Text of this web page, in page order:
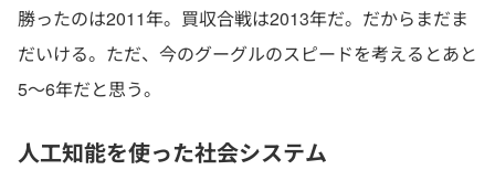
勝ったのは2011年。買収合戦は2013年だ。だからまだま
だいける。ただ、今のグーグルのスピードを考えるとあと
5～6年だと思う。
人工知能を使った社会システム